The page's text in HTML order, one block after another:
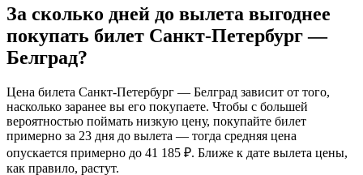
За сколько дней до вылета выгоднее
покупать билет Санкт-Петербург —
Белград?
Цена билета Санкт-Петербург — Белград зависит от того,
насколько заранее вы его покупаете. Чтобы с большей
вероятностью поймать низкую цену, покупайте билет
примерно за 23 дня до вылета — тогда средняя цена
опускается примерно до 41 185 ₽. Ближе к дате вылета цены,
как правило, растут.